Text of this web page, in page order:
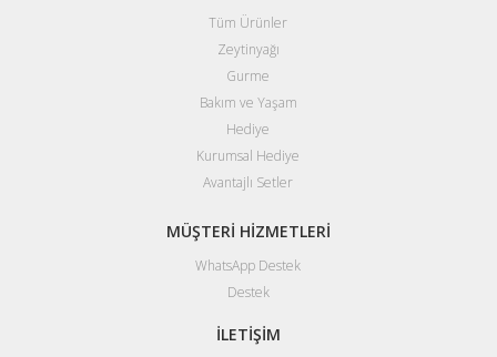
Tüm Ürünler
Zeytinyağı
Gurme
Bakım ve Yaşam
Hediye
Kurumsal Hediye
Avantajlı Setler
MÜŞTERİ HİZMETLERİ
WhatsApp Destek
Destek
İLETİŞİM